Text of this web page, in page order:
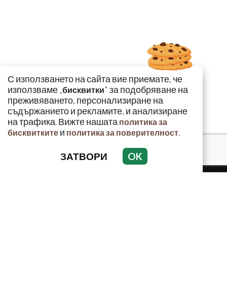
С използването на сайта вие приемате, че
използваме „бисквитки" за подобряване на
преживяването, персонализиране на
съдържанието и рекламите, и анализиране
на трафика. Вижте нашата политика за
бисквитките и политика за поверителност.
ЗАТВОРИ OK